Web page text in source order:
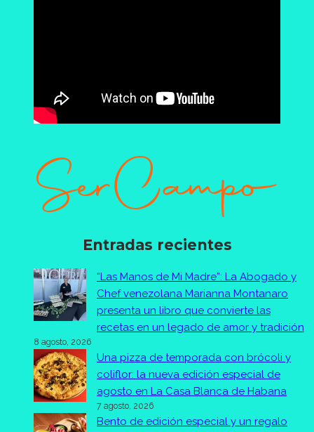
Entradas recientes
“Las Manos de Mi Madre”: La Abogado y
Chef venezolana Marianna Montanaro
presenta un libro que convierte las
recetas en un legado de amor y tradición
8 agosto, 2026
Una pizza de temporada con brócoli y
coliflor: la nueva edición especial de
agosto en La Casa Blanca de Habana
7 agosto, 2026
Bento de edición especial y un regalo